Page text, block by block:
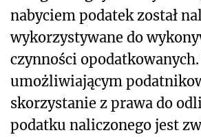
nabyciem podatek został
wykorzystywane do
czynności
umożliwiającym
skorzystanie z prawa do
podatku naliczonego jest